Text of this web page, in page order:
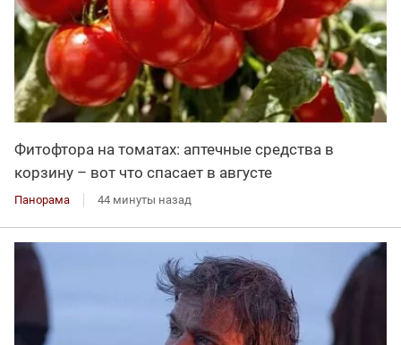
Фитофтора на томатах: аптечные средства в
корзину – вот что спасает в августе
Панорама 44 минуты назад